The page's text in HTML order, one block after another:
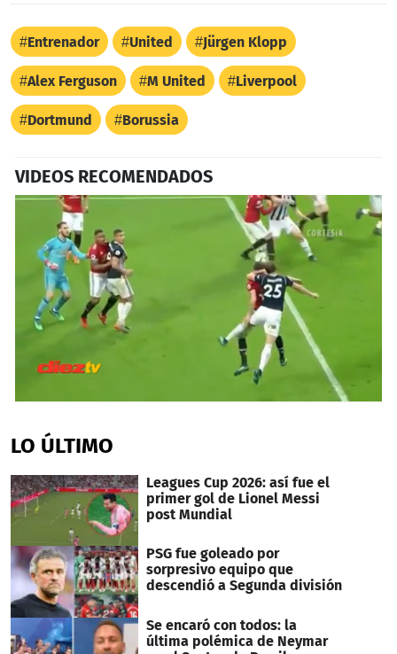
Entrenador United Jürgen Klopp
Alex Ferguson M United Liverpool
Dortmund Borussia
VIDEOS RECOMENDADOS
of
32
LO ÚLTIMO
Leagues Cup 2026: así fue el
primer gol de Lionel Messi
post Mundial
PSG fue goleado por
sorpresivo equipo que
descendió a Segunda división
Se encaró con todos: la
última polémica de Neymar